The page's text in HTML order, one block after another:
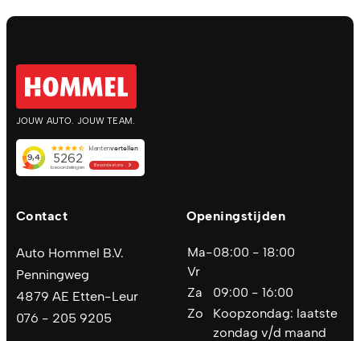
JOUW AUTO. JOUW TEAM.
Contact
Auto Hommel B.V.
Penningweg
4879 AE Etten-Leur
076 - 205 9205
Openingstijden
Ma-
Vr
08:00 - 18:00
Za
09:00 - 16:00
Zo
Koopzondag: laatste
zondag v/d maand